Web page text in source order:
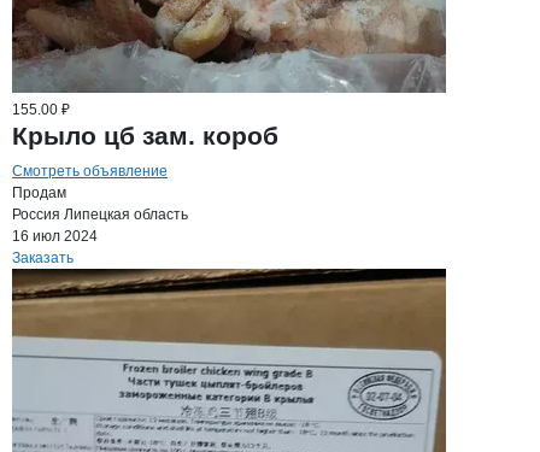
155.00 ₽
Крыло цб зам. короб
Смотреть объявление
Продам
Россия Липецкая область
16 июл 2024
Заказать